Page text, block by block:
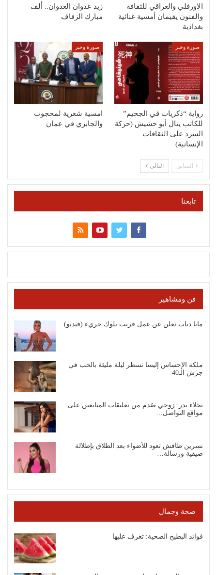
الاورفلي والعراقي للثقافة
والفنون يقيمان أمسية غنائية
بغدادية
زيد عدوان العدوان.. ألف
مبارك الزفاف
صورة وخبر
رواية “ذكريات في الجحيم”
للكاتب ينال أبو حشيش (حركة
السرد على الثقافات
الإنسانية)
صورة وخبر
امسية شعرية لمحجوب
والجابري في عمان
السابق التالي
تابعنا
فن ومشاهير
مايا دياب تعلن عن عمل قريب بلوك جريء (فيديو)
ملكة الإحساس إليسا تسطر ليلة مليئة بالحب في
جرش الـ40
نجلاء بدر: زوجي صُدم من تعليقات المتابعين على
مواقع التواصل…
نسرين طافش تعود للأضواء بعد الطلاق بإطلالة
صيفية ورسالة…
صحة وجمال
فوائد البطيخ الصحية: تعرف عليها